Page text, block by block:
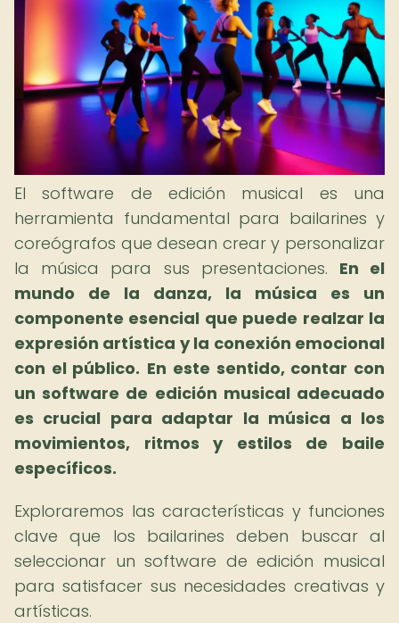
El software de edición musical es una
herramienta fundamental para bailarines y
coreógrafos que desean crear y personalizar
la música para sus presentaciones. En el
mundo de la danza, la música es un
componente esencial que puede realzar la
expresión artística y la conexión emocional
con el público. En este sentido, contar con
un software de edición musical adecuado
es crucial para adaptar la música a los
movimientos, ritmos y estilos de baile
específicos.
Exploraremos las características y funciones
clave que los bailarines deben buscar al
seleccionar un software de edición musical
para satisfacer sus necesidades creativas y
artísticas.